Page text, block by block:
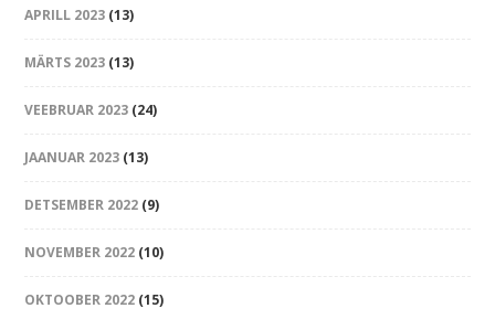
APRILL 2023 (13)
MÄRTS 2023 (13)
VEEBRUAR 2023 (24)
JAANUAR 2023 (13)
DETSEMBER 2022 (9)
NOVEMBER 2022 (10)
OKTOOBER 2022 (15)